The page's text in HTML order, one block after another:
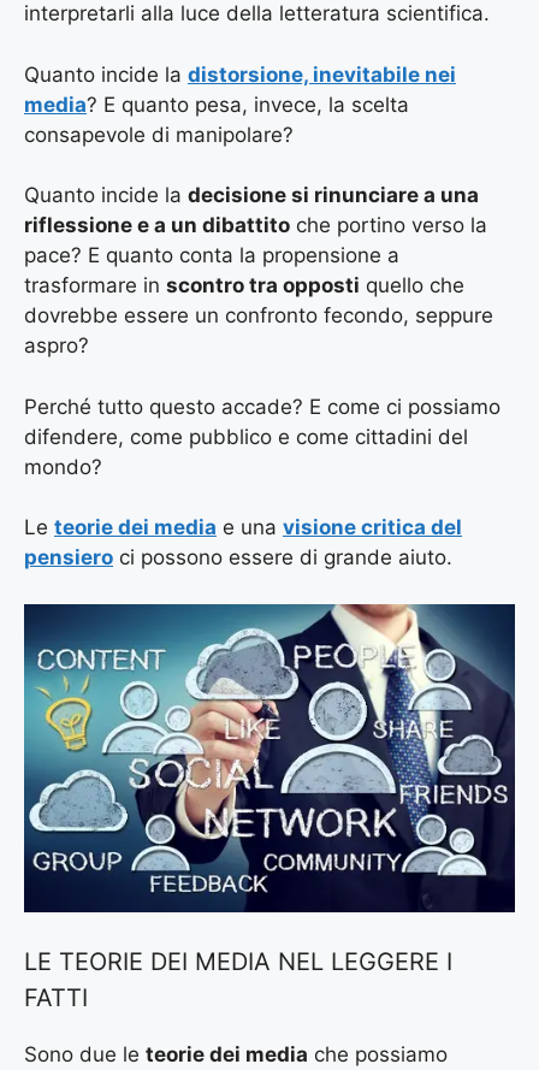
interpretarli alla luce della letteratura scientifica.
Quanto incide la distorsione, inevitabile nei
media? E quanto pesa, invece, la scelta
consapevole di manipolare?
Quanto incide la decisione si rinunciare a una
riflessione e a un dibattito che portino verso la
pace? E quanto conta la propensione a
trasformare in scontro tra opposti quello che
dovrebbe essere un confronto fecondo, seppure
aspro?
Perché tutto questo accade? E come ci possiamo
difendere, come pubblico e come cittadini del
mondo?
Le teorie dei media e una visione critica del
pensiero ci possono essere di grande aiuto.
LE TEORIE DEI MEDIA NEL LEGGERE I
FATTI
Sono due le teorie dei media che possiamo